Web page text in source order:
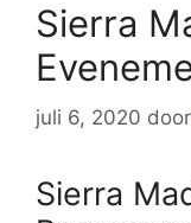
Sierra
juli 6, 2020 door
Sierra